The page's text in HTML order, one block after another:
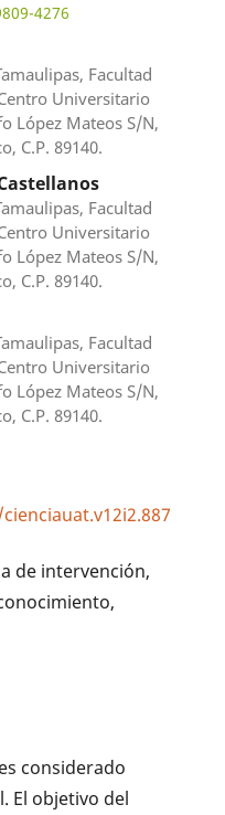
4276
Facultad
Universitario
López Mateos S/N,
C.P. 89140.
Facultad
Universitario
López Mateos S/N,
C.P. 89140.
Facultad
Universitario
López Mateos S/N,
C.P. 89140.
de intervención,
considerado
El objetivo del